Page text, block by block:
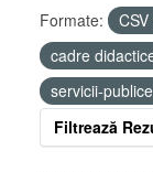
Formate: CSV
cadre
servicii-publice
Filtrează